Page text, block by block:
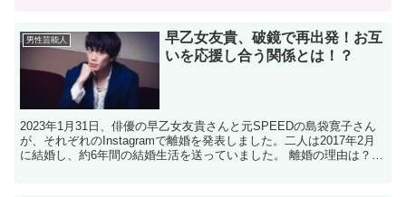
男性芸能人
早乙女友貴、破鏡で再出発！お互
いを応援し合う関係とは！？
2023年1月31日、俳優の早乙女友貴さんと元SPEEDの島袋寛子さん
が、それぞれのInstagramで離婚を発表しました。二人は2017年2月
に結婚し、約6年間の結婚生活を送っていました。 離婚の理由は？